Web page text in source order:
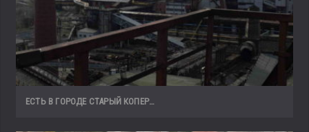
ЕСТЬ В ГОРОДЕ СТАРЫЙ КОПЕР…